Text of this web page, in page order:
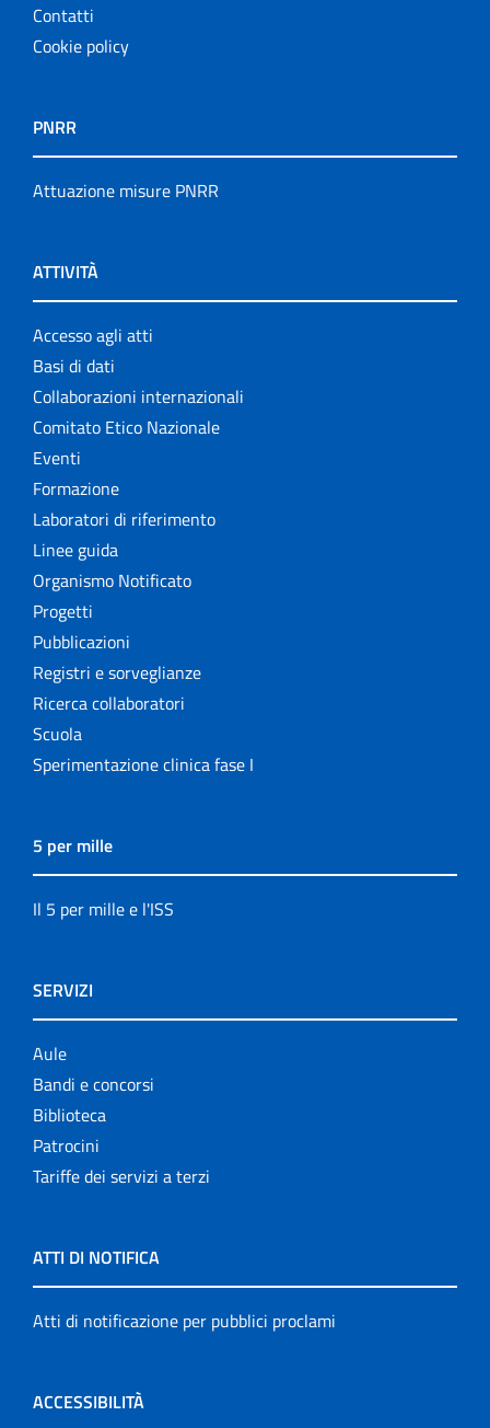
Contatti
Cookie policy
PNRR
Attuazione misure PNRR
ATTIVITÀ
Accesso agli atti
Basi di dati
Collaborazioni internazionali
Comitato Etico Nazionale
Eventi
Formazione
Laboratori di riferimento
Linee guida
Organismo Notificato
Progetti
Pubblicazioni
Registri e sorveglianze
Ricerca collaboratori
Scuola
Sperimentazione clinica fase I
5 per mille
Il 5 per mille e l'ISS
SERVIZI
Aule
Bandi e concorsi
Biblioteca
Patrocini
Tariffe dei servizi a terzi
ATTI DI NOTIFICA
Atti di notificazione per pubblici proclami
ACCESSIBILITÀ